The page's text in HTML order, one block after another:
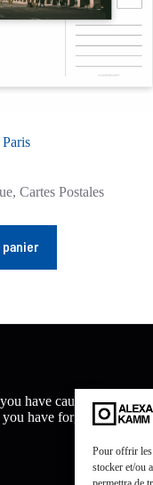
Pour offrir les
stocker et/ou
, Cartes Postales
panier
have caught on film
have forgotten